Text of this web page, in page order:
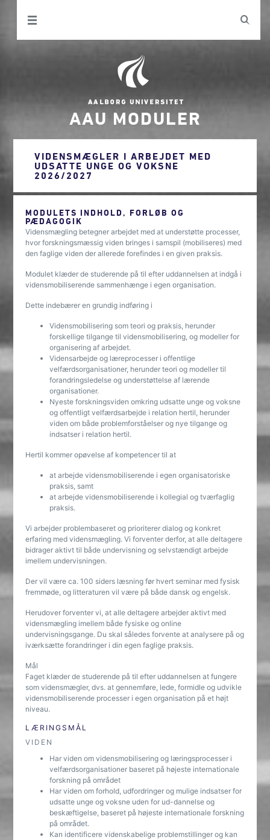
AAU MODULER
VIDENSMÆGLER I ARBEJDET MED
UDSATTE UNGE OG VOKSNE
2026/2027
MODULETS INDHOLD, FORLØB OG
PÆDAGOGIK
Vidensmægling betegner arbejdet med at understøtte processer,
hvor forskningsmæssig viden bringes i samspil (mobiliseres) med
den faglige viden der allerede forefindes i en given praksis.
Modulet klæder de studerende på til efter uddannelsen at indgå i
vidensmobiliserende sammenhænge i egen organisation.
Dette indebærer en grundig indføring i
Vidensmobilisering som teori og praksis, herunder
forskellige tilgange til vidensmobilisering, og modeller for
organisering af arbejdet.
Vidensarbejde og læreprocesser i offentlige
velfærdsorganisationer, herunder teori og modeller til
forandringsledelse og understøttelse af lærende
organisationer.
Nyeste forskningsviden omkring udsatte unge og voksne
og offentligt velfærdsarbejde i relation hertil, herunder
viden om både problemforståelser og nye tilgange og
indsatser i relation hertil.
Hertil kommer opøvelse af kompetencer til at
at arbejde vidensmobiliserende i egen organisatoriske
praksis, samt
at arbejde vidensmobiliserende i kollegial og tværfaglig
praksis.
Vi arbejder problembaseret og prioriterer dialog og konkret
erfaring med vidensmægling. Vi forventer derfor, at alle deltagere
bidrager aktivt til både undervisning og selvstændigt arbejde
imellem undervisningen.
Der vil være ca. 100 siders læsning før hvert seminar med fysisk
fremmøde, og litteraturen vil være på både dansk og engelsk.
Herudover forventer vi, at alle deltagere arbejder aktivt med
vidensmægling imellem både fysiske og online
undervisningsgange. Du skal således forvente at analysere på og
iværksætte forandringer i din egen faglige praksis.
Mål
Faget klæder de studerende på til efter uddannelsen at fungere
som vidensmægler, dvs. at gennemføre, lede, formidle og udvikle
vidensmobiliserende processer i egen organisation på et højt
niveau.
LÆRINGSMÅL
VIDEN
Har viden om vidensmobilisering og læringsprocesser i
velfærdsorganisationer baseret på højeste internationale
forskning på området
Har viden om forhold, udfordringer og mulige indsatser for
udsatte unge og voksne uden for ud-dannelse og
beskæftigelse, baseret på højeste internationale forskning
på området.
Kan identificere videnskabelige problemstillinger og kan